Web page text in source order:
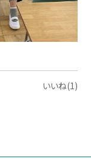
いいね(1)